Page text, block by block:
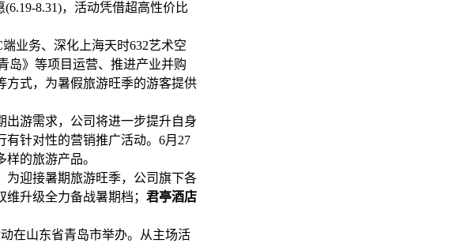
8.31)，活动凭借超高性价比
业务、深化上海天时632艺术空
岛》等项目运营、推进产业并购
方式，为暑假旅游旺季的游客提供
出游需求，公司将进一步提升自身
针对性的营销推广活动。6月27
的旅游产品。
为迎接暑期旅游旺季，公司旗下各
升级全力备战暑期档； 君亭酒店
在山东省青岛市举办。从主场活